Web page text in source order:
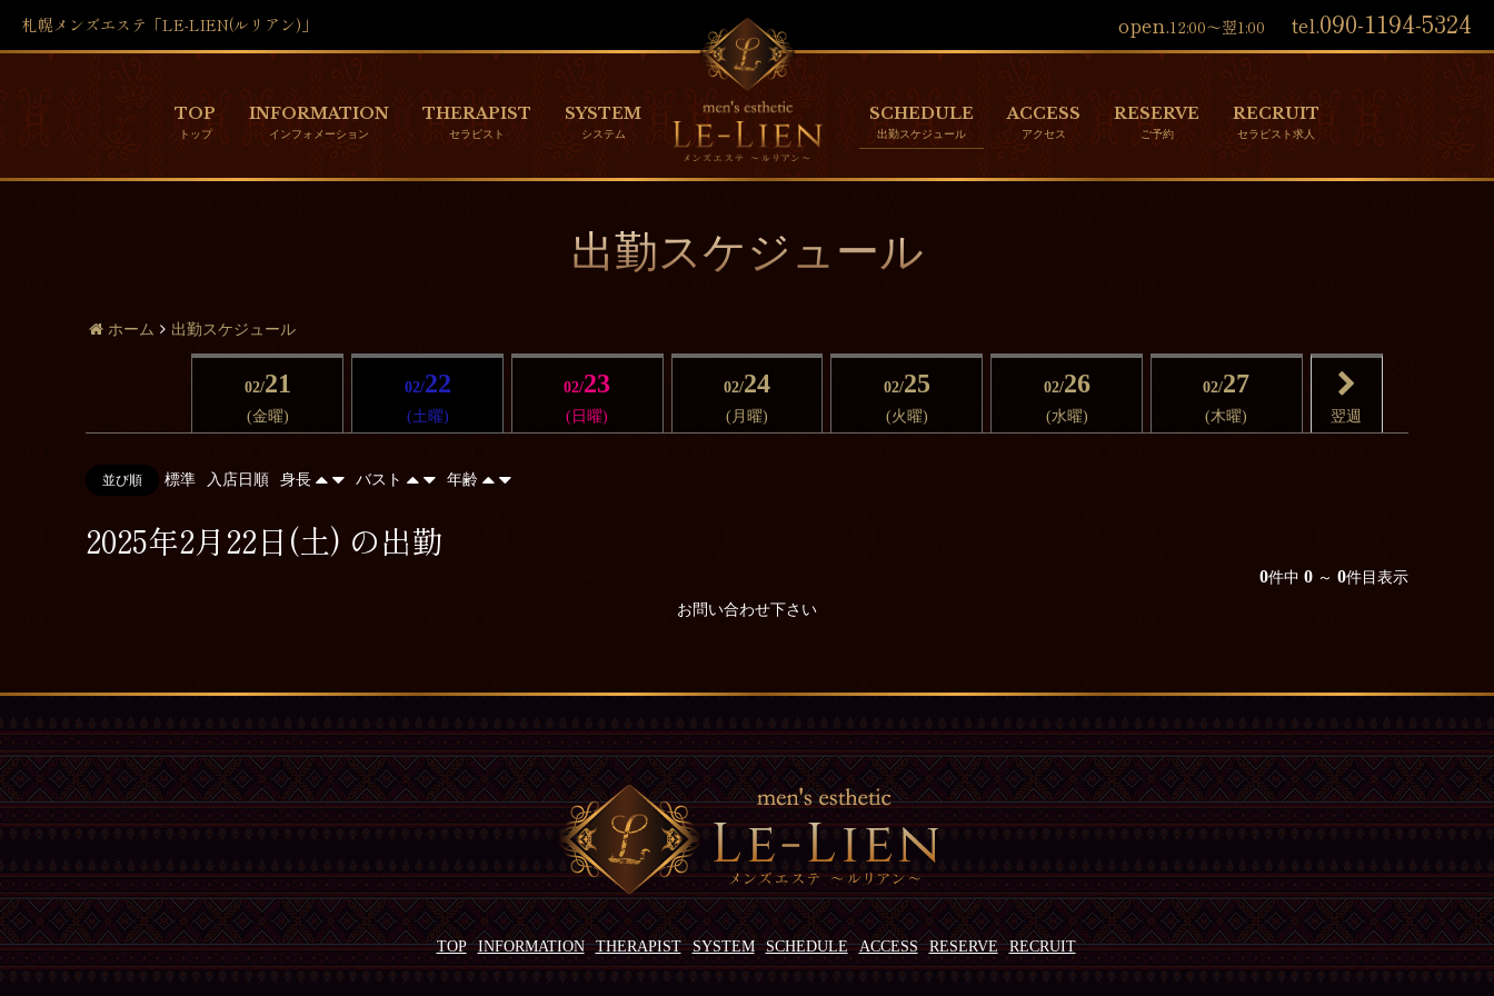
札幌メンズエステ「LE-LIEN(ルリアン)」 open.12:00～翌1:00 tel.090-1194-5324
TOP INFORMATION THERAPIST SYSTEM SCHEDULE ACCESS RESERVE RECRUIT
出勤スケジュール
ホーム 出勤スケジュール
02/21
(金曜)
02/22
(土曜)
02/23
(日曜)
02/24
(月曜)
02/25
(火曜)
02/26
(水曜)
02/27
(木曜) 翌週
並び順 標準 入店日順 身長 バスト 年齢
2025年2月22日(土) の出勤
0件中 0 ～ 0件目表示
お問い合わせ下さい
TOP INFORMATION THERAPIST SYSTEM SCHEDULE ACCESS RESERVE RECRUIT